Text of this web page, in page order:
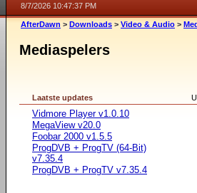
8/7/2026 10:47:37 PM
AfterDawn > Downloads > Video & Audio >
Mediaspelers
Laatste updates
Vidmore Player v1.0.10
MegaView v20.0
Foobar 2000 v1.5.5
ProgDVB + ProgTV (64-Bit)
v7.35.4
ProgDVB + ProgTV v7.35.4